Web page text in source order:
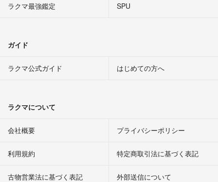
ラクマ最強鑑定
SPU
ガイド
ラクマ公式ガイド はじめての方へ
ラクマについて
会社概要 プライバシーポリシー
利用規約 特定商取引法に基づく表記
古物営業法に基づく表記 外部送信について